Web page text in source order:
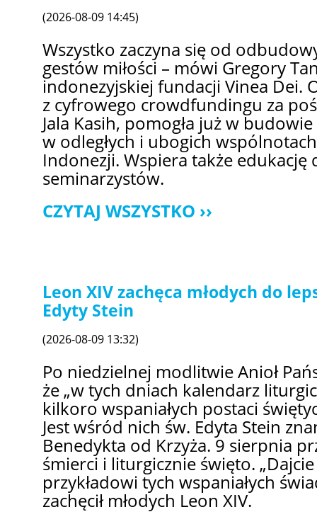
(2026-08-09 14:45)
Wszystko zaczyna się od
gestów miłości – mówi Gregory
indonezyjskiej fundacji Vinea Dei.
z cyfrowego crowdfundingu za
Jala Kasih, pomogła już w
w odległych i ubogich
Indonezji. Wspiera także edukację
seminarzystów.
CZYTAJ WSZYSTKO
Leon XIV zachęca młodych do
Edyty Stein
(2026-08-09 13:32)
Po niedzielnej modlitwie Anioł
że „w tych dniach kalendarz
kilkoro wspaniałych postaci
Jest wśród nich św. Edyta Stein
Benedykta od Krzyża. 9 sierpnia
śmierci i liturgicznie święto.
przykładowi tych wspaniałych
zachęcił młodych Leon XIV.